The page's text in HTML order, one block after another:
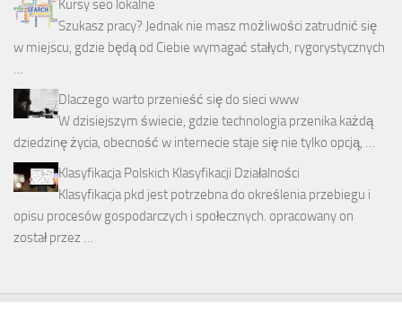
Kursy seo lokalne
Szukasz pracy? Jednak nie masz możliwości zatrudnić się
w miejscu, gdzie będą od Ciebie wymagać stałych, rygorystycznych
…
Dlaczego warto przenieść się do sieci www
W dzisiejszym świecie, gdzie technologia przenika każdą
dziedzinę życia, obecność w internecie staje się nie tylko opcją, …
Klasyfikacja Polskich Klasyfikacji Działalności
Klasyfikacja pkd jest potrzebna do określenia przebiegu i
opisu procesów gospodarczych i społecznych. opracowany on
został przez …